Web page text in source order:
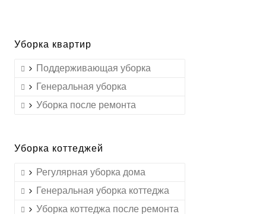
Уборка квартир
Поддерживающая уборка
Генеральная уборка
Уборка после ремонта
Уборка коттеджей
Регулярная уборка дома
Генеральная уборка коттеджа
Уборка коттеджа после ремонта